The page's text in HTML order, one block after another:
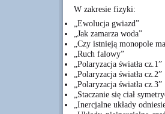
W zakresie fizyki:
„Ewolucja gwiazd”
„Jak zamarza woda”
„Czy istnieją monopole
„Ruch falowy”
„Polaryzacja światła cz.1”
„Polaryzacja światła cz.2”
„Polaryzacja światła cz.3”
„Staczanie się ciał
„Inercjalne układy